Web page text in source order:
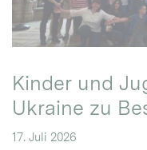
Kinder und
Ukraine zu
17. Juli 2026